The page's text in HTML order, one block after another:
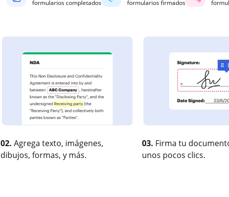
formularios completados formularios firmados
02. Agrega texto, imágenes,
dibujos, formas, y más.
03. Firma tu
unos pocos clics.